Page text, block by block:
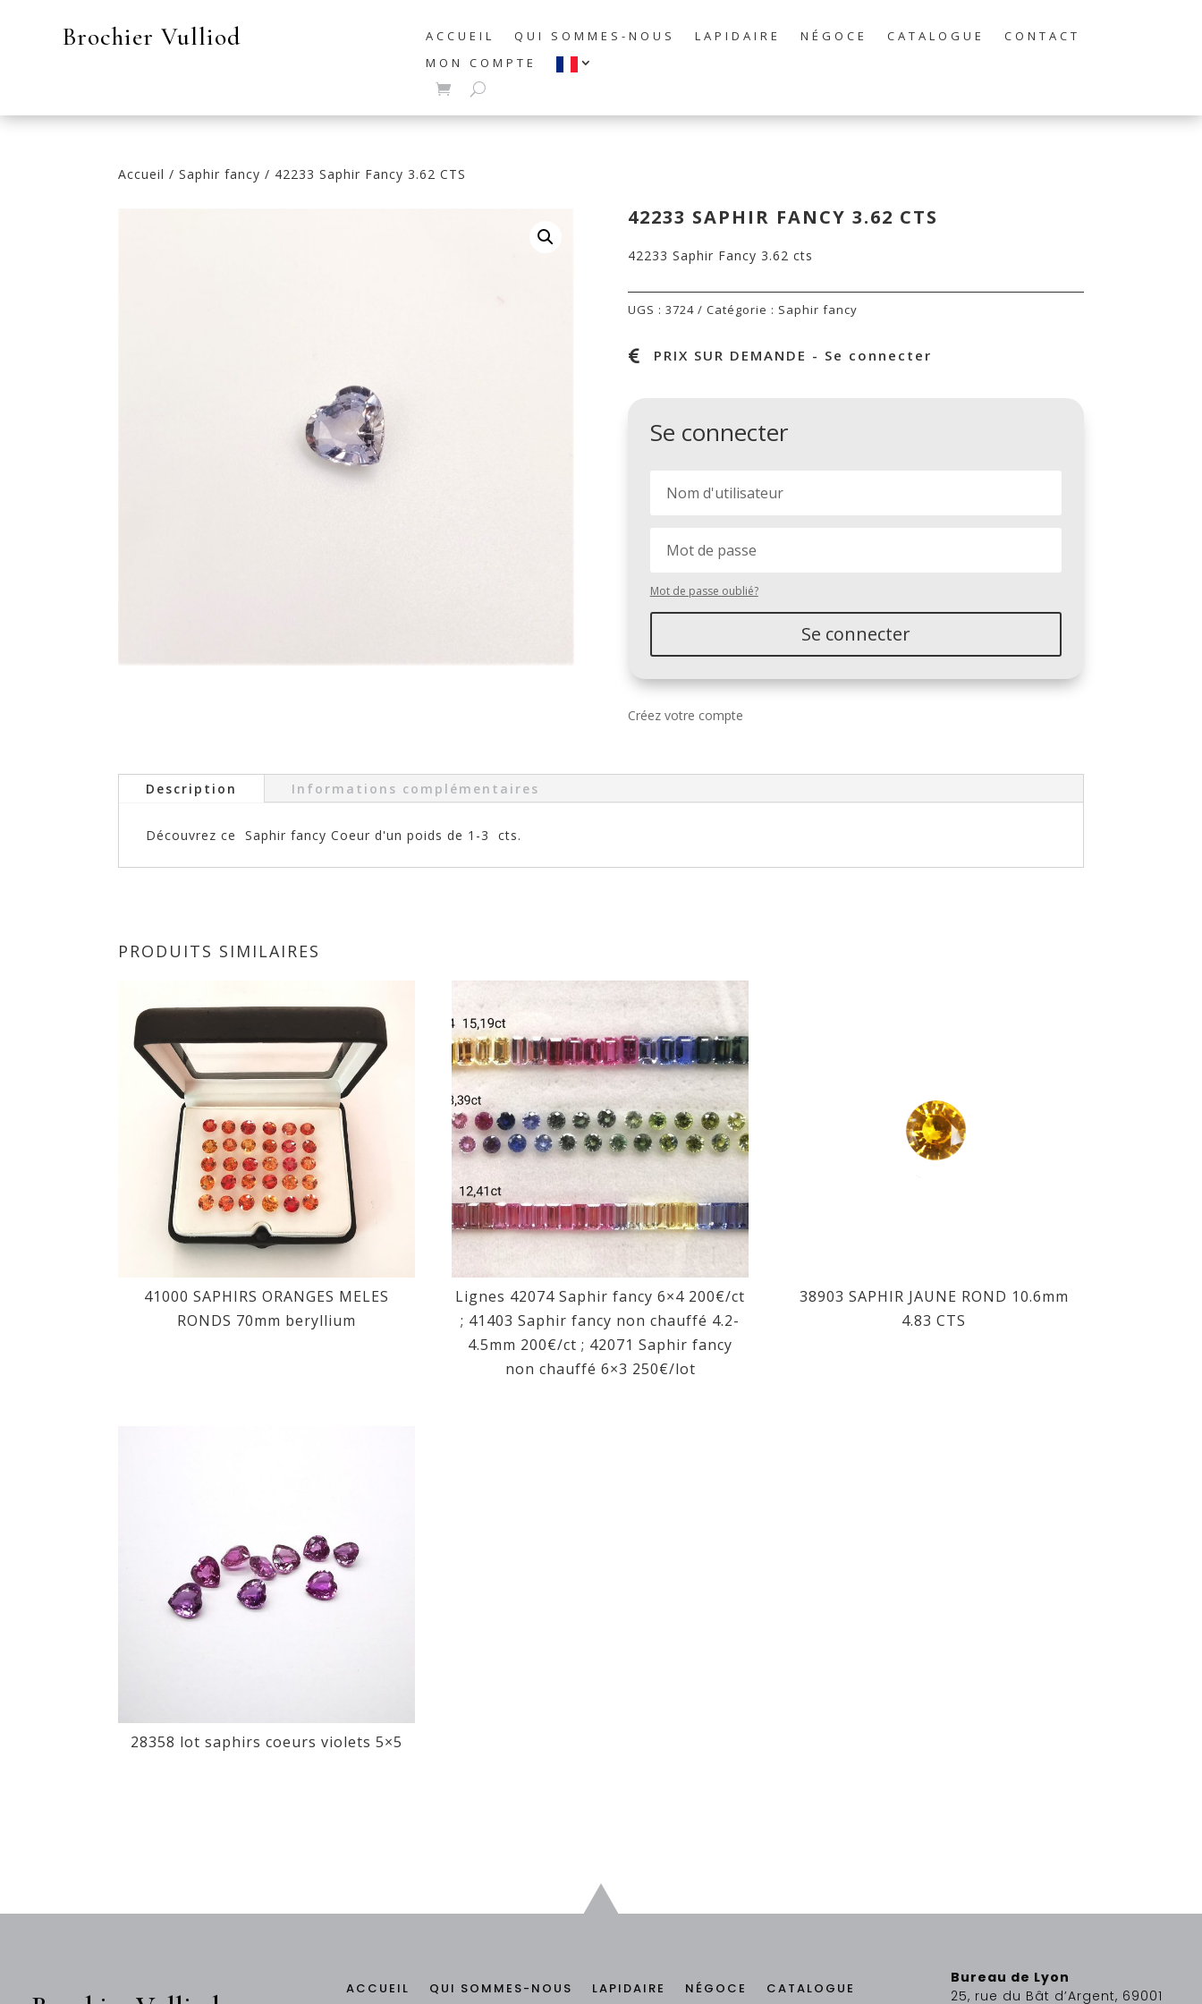
Brochier Vulliod ACCUEIL QUI SOMMES-NOUS LAPIDAIRE NÉGOCE CATALOGUE
CONTACT
MON COMPTE
Accueil / Saphir fancy / 42233 Saphir Fancy 3.62 CTS
42233 SAPHIR FANCY 3.62 CTS
42233 Saphir Fancy 3.62 cts
UGS : 3724 Catégorie : Saphir fancy
 PRIX SUR DEMANDE - Se connecter
Se connecter
Mot de passe oublié?
Se connecter
Créez votre compte
Description Informations complémentaires
Découvrez ce Saphir fancy Coeur d'un poids de 1-3 cts.
PRODUITS SIMILAIRES
41000 SAPHIRS ORANGES MELES
RONDS 70mm beryllium
Lignes 42074 Saphir fancy 6×4 200€/ct
; 41403 Saphir fancy non chauffé 4.2-
4.5mm 200€/ct ; 42071 Saphir fancy
non chauffé 6×3 250€/lot
38903 SAPHIR JAUNE ROND 10.6mm
4.83 CTS
28358 lot saphirs coeurs violets 5×5
ACCUEIL QUI SOMMES-NOUS LAPIDAIRE NÉGOCE CATALOGUE
Bureau de Lyon
25, rue du Bât d’Argent, 69001